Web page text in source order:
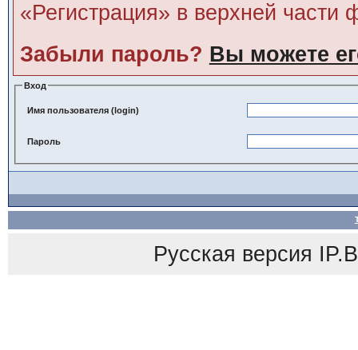
«Регистрация» в верхней части
Забыли пароль? Вы можете
Вход
Имя пользователя (login)
Пароль
Русская версия